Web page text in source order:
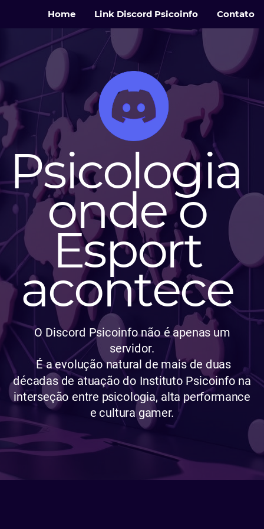
Home Link Discord Psicoinfo Contato
Psicologia
onde o
Esport
acontece
O Discord Psicoinfo não é apenas um
servidor.
É a evolução natural de mais de duas
décadas de atuação do Instituto Psicoinfo na
interseção entre psicologia, alta performance
e cultura gamer.